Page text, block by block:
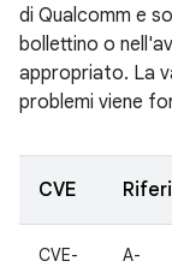
di Qualcomm e
bollettino o
appropriato. La
problemi viene
CVE
CVE-
A-